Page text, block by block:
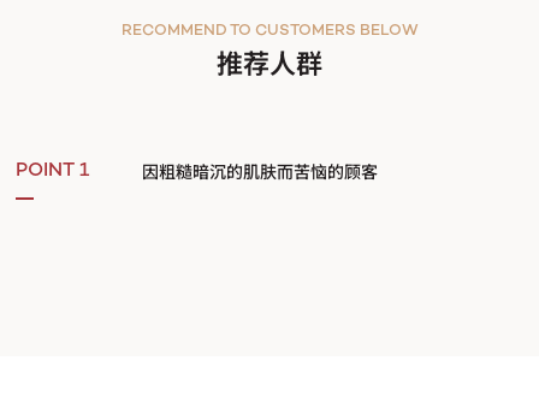
推荐人群
RECOMMEND TO CUSTOMERS BELOW
POINT 1 因粗糙暗沉的肌肤而苦恼的顾客